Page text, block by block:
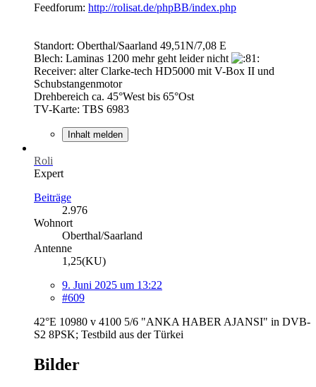
Feedforum: http://rolisat.de/phpBB/index.php
Standort: Oberthal/Saarland 49,51N/7,08 E
Blech: Laminas 1200 mehr geht leider nicht
Receiver: alter Clarke-tech HD5000 mit V-Box II und
Schubstangenmotor
Drehbereich ca. 45°West bis 65°Ost
TV-Karte: TBS 6983
Inhalt melden
Roli
Expert
Beiträge
2.976
Wohnort
Oberthal/Saarland
Antenne
1,25(KU)
9. Juni 2025 um 13:22
#609
42°E 10980 v 4100 5/6 "ANKA HABER AJANSI" in DVB-
S2 8PSK; Testbild aus der Türkei
Bilder